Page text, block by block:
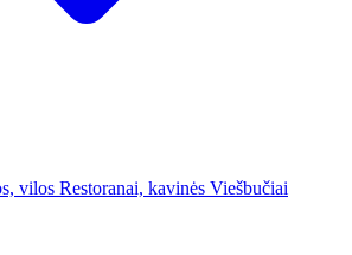
vilos Restoranai, kavinės Viešbučiai